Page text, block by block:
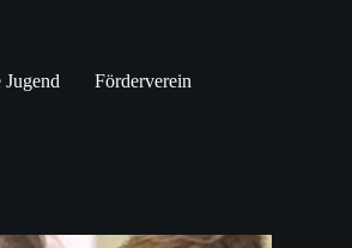
Förderverein